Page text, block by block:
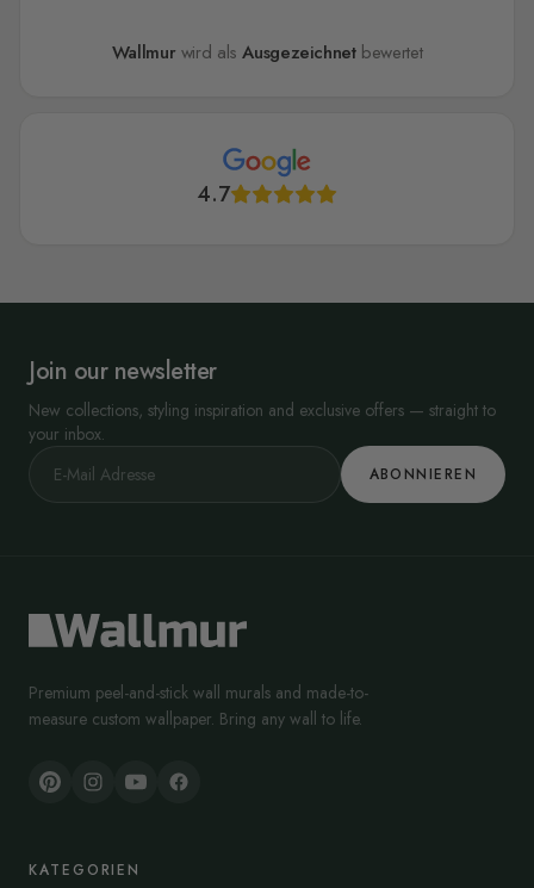
Wallmur wird alsAusgezeichnetbewertet
4.7
Join our newsletter
New collections, styling inspiration and exclusive offers — straight to
your inbox.
ABONNIEREN
Premium peel-and-stick wall murals and made-to-
measure custom wallpaper. Bring any wall to life.
KATEGORIEN